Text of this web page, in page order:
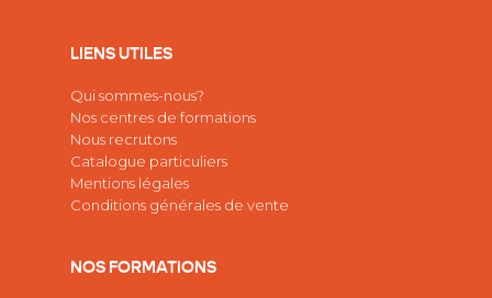
LIENS UTILES
Qui sommes-nous?
Nos centres de formations
Nous recrutons
Catalogue particuliers
Mentions légales
Conditions générales de vente
NOS FORMATIONS